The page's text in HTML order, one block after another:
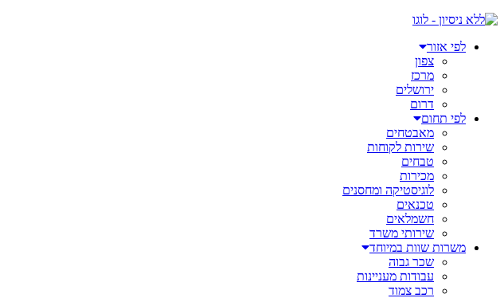
לפי אזור
צפון
מרכז
ירושלים
דרום
לפי תחום
מאבטחים
שירות לקוחות
טבחים
מכירות
לוגיסטיקה ומחסנים
טכנאים
חשמלאים
שירותי משרד
משרות שוות במיוחד
שכר גבוה
עבודות מעניינות
רכב צמוד